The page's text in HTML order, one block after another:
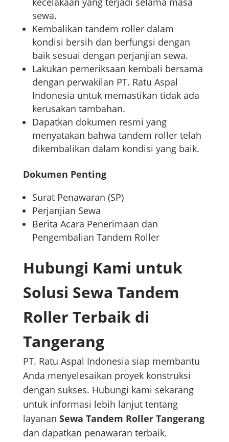
sewa.
Kembalikan tandem roller dalam
kondisi bersih dan berfungsi dengan
baik sesuai dengan perjanjian sewa.
Lakukan pemeriksaan kembali bersama
dengan perwakilan PT. Ratu Aspal
Indonesia untuk memastikan tidak ada
kerusakan tambahan.
Dapatkan dokumen resmi yang
menyatakan bahwa tandem roller telah
dikembalikan dalam kondisi yang baik.
Dokumen Penting
Surat Penawaran (SP)
Perjanjian Sewa
Berita Acara Penerimaan dan
Pengembalian Tandem Roller
Hubungi Kami untuk
Solusi Sewa Tandem
Roller Terbaik di
Tangerang
PT. Ratu Aspal Indonesia siap membantu
Anda menyelesaikan proyek konstruksi
dengan sukses. Hubungi kami sekarang
untuk informasi lebih lanjut tentang
layanan Sewa Tandem Roller Tangerang
dan dapatkan penawaran terbaik.